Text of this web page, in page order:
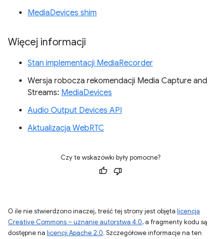
MediaDevices shim
Więcej informacji
Stan implementacji MediaRecorder
Wersja robocza rekomendacji Media Capture and
Streams: MediaDevices
Audio Output Devices API
Aktualizacja WebRTC
Czy te wskazówki były pomocne?
O ile nie stwierdzono inaczej, treść tej strony jest objęta licencją
Creative Commons – uznanie autorstwa 4.0, a fragmenty kodu są
dostępne na licencji Apache 2.0. Szczegółowe informacje na ten